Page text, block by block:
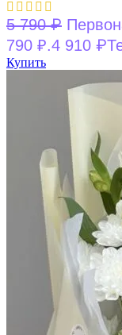
5 790₽
790 ₽.4 910 ₽
Купить